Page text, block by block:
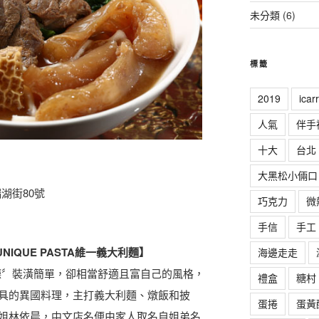
街80號
PASTA維一義大利麵】
裝潢簡單，卻相當舒適且富自己的風格，
的異國料理，主打義大利麵、燉飯和披
林依晨，中文店名便由家人取名自姐弟名
未分類(6)
標籤
2019
人氣
伴手
十大
台北
大黑松小倆口
巧克力
微
手信
手工
海邊走走
禮盒
糖村
蛋捲
蛋黃